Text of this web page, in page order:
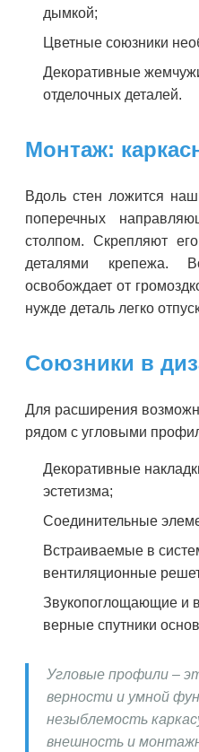
дымкой;
Цветные союзники
Декоративные
отделочных деталей.
Монтаж:
Вдоль стен ложится
поперечных
столпом. Скрепляют
деталями крепежа.
освобождает от
нужде деталь легко
Союзники в
Для расширения
рядом с угловыми
Декоративные
эстетизма;
Соединительные
Встраиваемые в
вентиляционные
Звукопоглощающие и
верные спутники
Угловые профили –
верности и умной
незыблемость
внешность и